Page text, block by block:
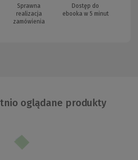
Sprawna
realizacja
zamówienia
Dostęp do
ebooka w 5 minut
oglądane produkty